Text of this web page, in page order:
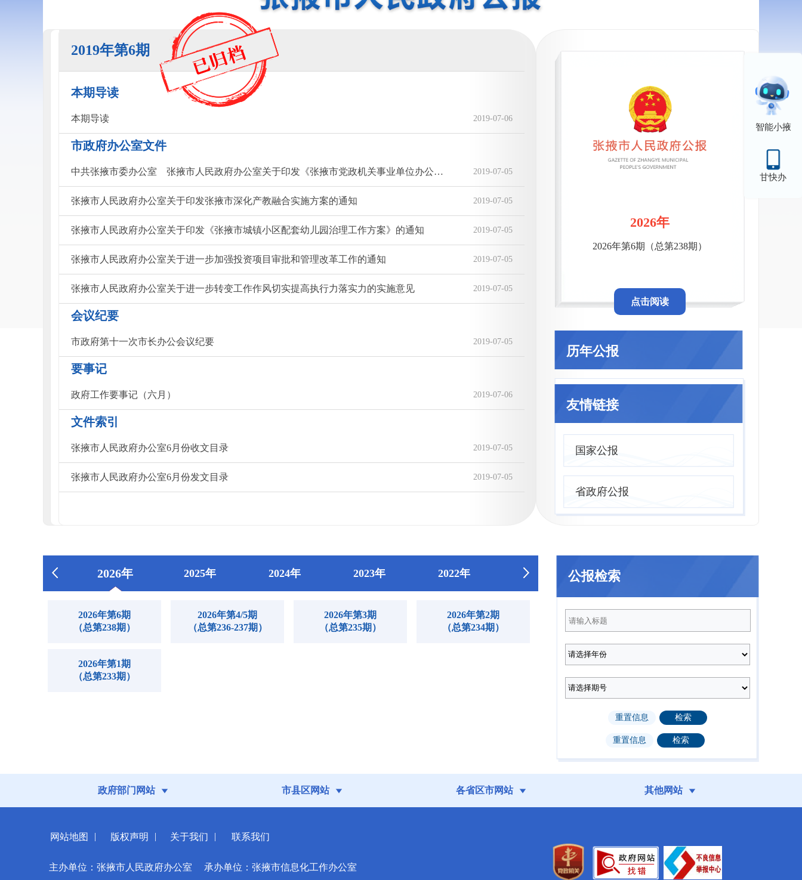
智能小掖
甘快办
2019年第6期
本期导读
本期导读 2019-07-06
市政府办公室文件
中共张掖市委办公室 张掖市人民政府办公室关于印发《张掖市党政机关事业单位办公用房管理实施办法》的通知 2019-07-05
张掖市人民政府办公室关于印发张掖市深化产教融合实施方案的通知 2019-07-05
张掖市人民政府办公室关于印发《张掖市城镇小区配套幼儿园治理工作方案》的通知 2019-07-05
张掖市人民政府办公室关于进一步加强投资项目审批和管理改革工作的通知 2019-07-05
张掖市人民政府办公室关于进一步转变工作作风切实提高执行力落实力的实施意见 2019-07-05
会议纪要
市政府第十一次市长办公会议纪要 2019-07-05
要事记
政府工作要事记（六月） 2019-07-06
文件索引
张掖市人民政府办公室6月份收文目录 2019-07-05
张掖市人民政府办公室6月份发文目录 2019-07-05
2026年
2026年第6期（总第238期）
点击阅读
历年公报
友情链接
国家公报
省政府公报
2026年 2025年 2024年 2023年 2022年 2021年 2020年
2026年第6期
（总第238期）
2026年第4/5期
（总第236-237期）
2026年第3期
（总第235期）
2026年第2期
（总第234期）
2026年第1期
（总第233期）
2025年第12期
（总第232期）
2025年第8期
（总第228期）
2025年第7期
（总第227期）
2025年第3期
2025年第2期
（总第222期）
公报检索
政府部门网站 市县区网站 各省区市网站 其他网站
网站地图 | 版权声明 | 关于我们 | 联系我们
主办单位：张掖市人民政府办公室 承办单位：张掖市信息化工作办公室